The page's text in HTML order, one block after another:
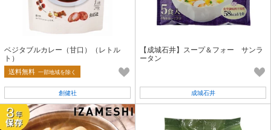
ベジタブルカレー（甘口）（レトル
ト）
送料無料 一部地域を除く
創健社
【成城石井】スープ＆フォー サンラ
ータン
成城石井